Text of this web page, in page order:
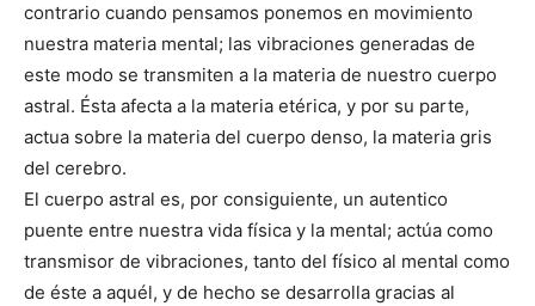
contrario cuando pensamos ponemos en movimiento
nuestra materia mental; las vibraciones generadas de
este modo se transmiten a la materia de nuestro cuerpo
astral. Ésta afecta a la materia etérica, y por su parte,
actua sobre la materia del cuerpo denso, la materia gris
del cerebro.
El cuerpo astral es, por consiguiente, un autentico
puente entre nuestra vida física y la mental; actúa como
transmisor de vibraciones, tanto del físico al mental como
de éste a aquél, y de hecho se desarrolla gracias al